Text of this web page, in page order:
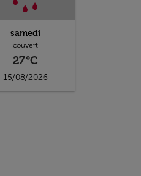
samedi
couvert
27°C
15/08/2026